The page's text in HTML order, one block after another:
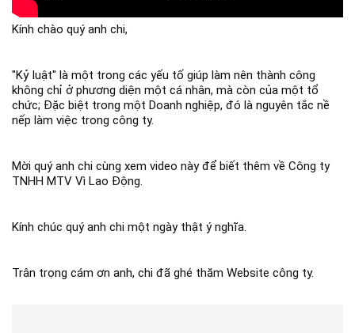
Kính chào quý anh chi,
"Kỷ luật" là một trong các yếu tố giúp làm nên thành công
không chỉ ở phương diện một cá nhân, mà còn của một tổ
chức; Đặc biệt trong một Doanh nghiệp, đó là nguyên tắc nề
nếp làm việc trong công ty.
Mời quý anh chi cùng xem video này để biết thêm về Công ty
TNHH MTV Vì Lao Động.
Kính chúc quý anh chi một ngày thật ý nghĩa.
Trân trọng cám ơn anh, chi đã ghé thăm Website công ty.